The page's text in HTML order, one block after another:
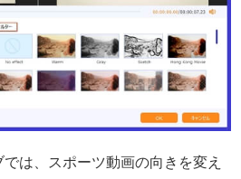
では、スポーツ動画の向きを変え